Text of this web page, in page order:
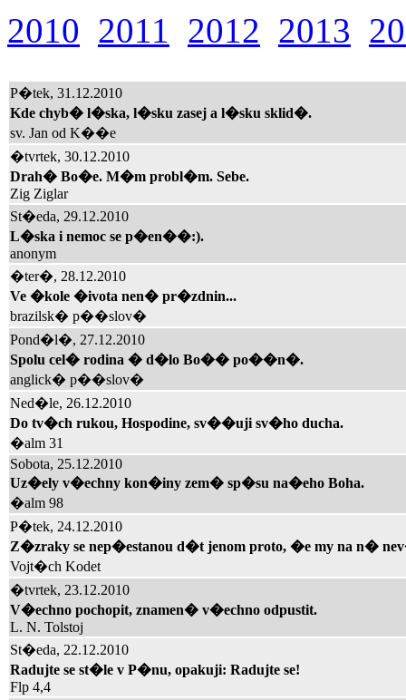
2010 2011 2012 2013
P�tek, 31.12.2010
Kde chyb� l�ska, l�sku zasej a l�sku sklid�.
sv. Jan od K��e
�tvrtek, 30.12.2010
Drah� Bo�e. M�m probl�m. Sebe.
Zig Ziglar
St�eda, 29.12.2010
L�ska i nemoc se p�en��:).
anonym
�ter�, 28.12.2010
Ve �kole �ivota nen� pr�zdnin...
brazilsk� p��slov�
Pond�l�, 27.12.2010
Spolu cel� rodina � d�lo Bo�� po��n�.
anglick� p��slov�
Ned�le, 26.12.2010
Do tv�ch rukou, Hospodine, sv��uji sv�ho ducha.
�alm 31
Sobota, 25.12.2010
Uz�ely v�echny kon�iny zem� sp�su na�eho Boha.
�alm 98
P�tek, 24.12.2010
Z�zraky se nep�estanou d�t jenom proto, �e my na n�
Vojt�ch Kodet
�tvrtek, 23.12.2010
V�echno pochopit, znamen� v�echno odpustit.
L. N. Tolstoj
St�eda, 22.12.2010
Radujte se st�le v P�nu, opakuji: Radujte se!
Flp 4,4